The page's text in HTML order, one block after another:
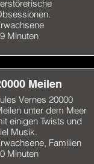
Minuten
Meilen
Vernes 20000
unter dem Meer
einigen Twists und
Musik.
Familien
Minuten